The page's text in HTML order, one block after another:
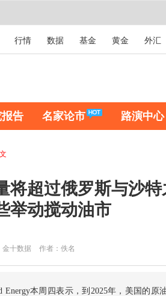
行情 数据 基金 黄金 外汇
告 名家论市 路演中心
将超过俄罗斯与沙
举动搅动油市
金十数据 作者：佚名
Energy本周四表示，到2025年，美国的